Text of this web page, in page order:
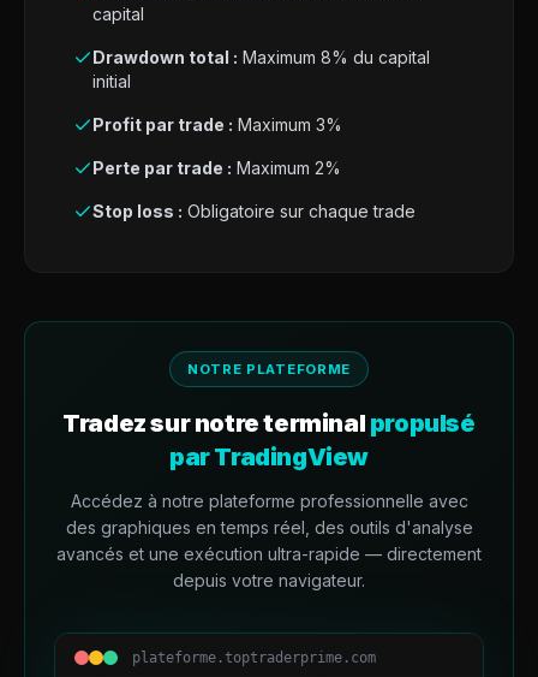
capital
Drawdown total : Maximum 8% du capital
initial
Profit par trade : Maximum 3%
Perte par trade : Maximum 2%
Stop loss : Obligatoire sur chaque trade
NOTRE PLATEFORME
Tradez sur notre terminal propulsé
par TradingView
Accédez à notre plateforme professionnelle avec
des graphiques en temps réel, des outils d'analyse
avancés et une exécution ultra-rapide — directement
depuis votre navigateur.
plateforme.toptraderprime.com